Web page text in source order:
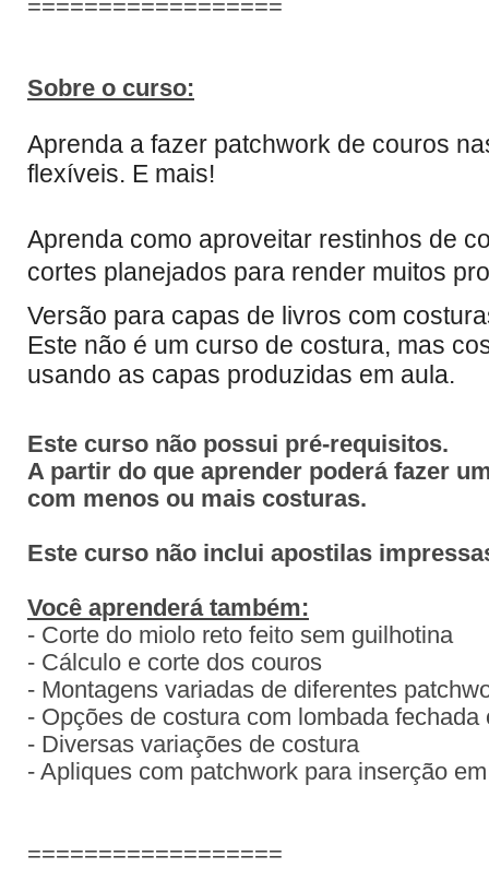
==================
Sobre o curso:
Aprenda a fazer patchwork de couros
flexíveis. E mais!
Aprenda como aproveitar restinhos de
cortes planejados para render muitos
Versão para capas de livros com
Este não é um curso de costura, mas
usando as capas produzidas em aula.
Este curso não possui pré-requisitos.
A partir do que aprender poderá fazer
com menos ou mais costuras.
Este curso não inclui apostilas
Você aprenderá também:
- Corte do miolo reto feito sem guilhotina
- Cálculo e corte dos couros
- Montagens variadas de diferentes
- Opções de costura com lombada fechada
- Diversas variações de costura
- Apliques com patchwork para inserção
==================